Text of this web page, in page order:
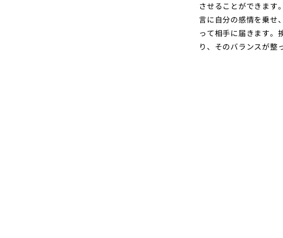
させることができます
言に自分の感情を乗せ
って相手に届きます。
り、そのバランスが整